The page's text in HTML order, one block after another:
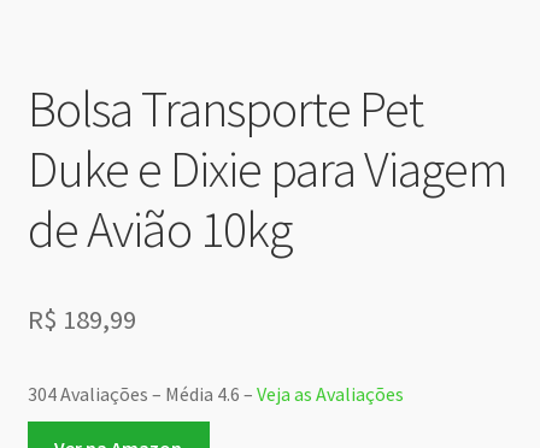
Bolsa Transporte Pet
Duke e Dixie para Viagem
de Avião 10kg
R$ 189,99
304 Avaliações – Média 4.6 – Veja as Avaliações